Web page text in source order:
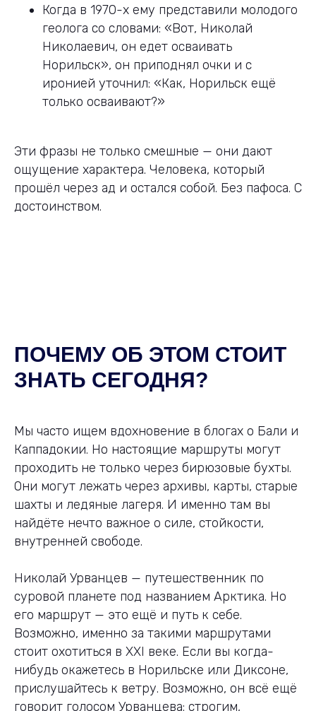
Когда в 1970-х ему представили молодого
геолога со словами: «Вот, Николай
Николаевич, он едет осваивать
Норильск», он приподнял очки и с
иронией уточнил: «Как, Норильск ещё
только осваивают?»
Эти фразы не только смешные — они дают
ощущение характера. Человека, который
прошёл через ад и остался собой. Без пафоса. С
достоинством.
ПОЧЕМУ ОБ ЭТОМ СТОИТ
ЗНАТЬ СЕГОДНЯ?
Мы часто ищем вдохновение в блогах о Бали и
Каппадокии. Но настоящие маршруты могут
проходить не только через бирюзовые бухты.
Они могут лежать через архивы, карты, старые
шахты и ледяные лагеря. И именно там вы
найдёте нечто важное о силе, стойкости,
внутренней свободе.
Николай Урванцев — путешественник по
суровой планете под названием Арктика. Но
его маршрут — это ещё и путь к себе.
Возможно, именно за такими маршрутами
стоит охотиться в XXI веке. Если вы когда-
нибудь окажетесь в Норильске или Диксоне,
прислушайтесь к ветру. Возможно, он всё ещё
говорит голосом Урванцева: строгим,